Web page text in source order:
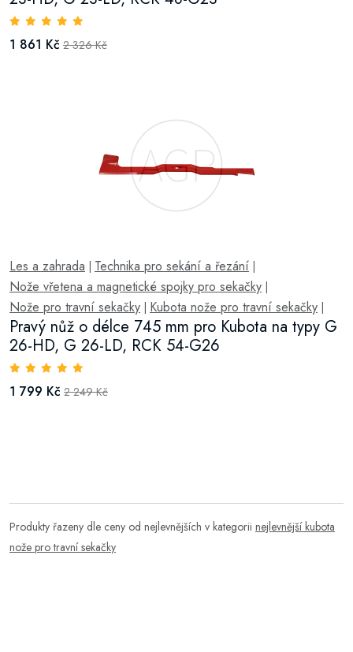
1 861 Kč 2 326 Kč
Les a zahrada Technika pro sekání a řezání
Nože vřetena a magnetické spojky pro sekačky
Nože pro travní sekačky Kubota nože pro travní sekačky
Pravý nůž o délce 745 mm pro Kubota na typy G
26-HD, G 26-LD, RCK 54-G26
1 799 Kč 2 249 Kč
Produkty řazeny dle ceny od nejlevnějších v kategorii nejlevnější kubota
nože pro travní sekačky